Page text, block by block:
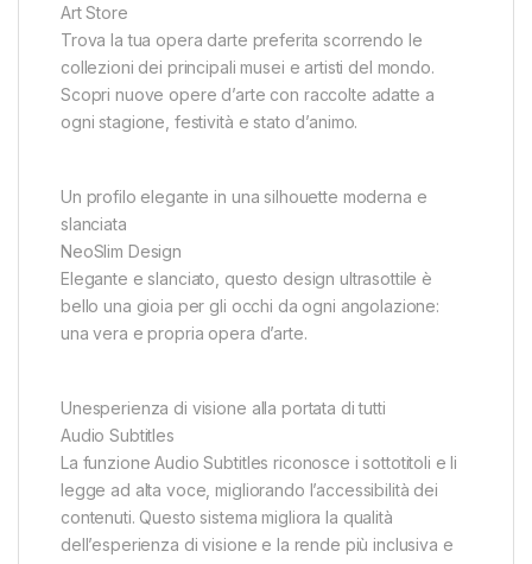
Art Store
Trova la tua opera darte preferita scorrendo le
collezioni dei principali musei e artisti del mondo.
Scopri nuove opere d’arte con raccolte adatte a
ogni stagione, festività e stato d’animo.
Un profilo elegante in una silhouette moderna e
slanciata
NeoSlim Design
Elegante e slanciato, questo design ultrasottile è
bello una gioia per gli occhi da ogni angolazione:
una vera e propria opera d’arte.
Unesperienza di visione alla portata di tutti
Audio Subtitles
La funzione Audio Subtitles riconosce i sottotitoli e li
legge ad alta voce, migliorando l’accessibilità dei
contenuti. Questo sistema migliora la qualità
dell’esperienza di visione e la rende più inclusiva e